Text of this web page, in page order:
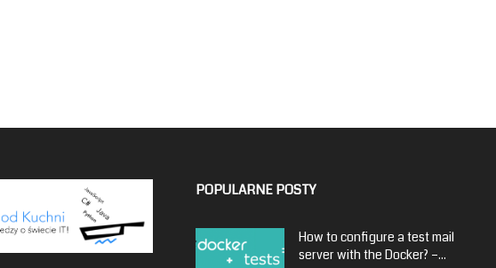
POPULARNE POSTY
How to configure a test mail
server with the Docker? –...